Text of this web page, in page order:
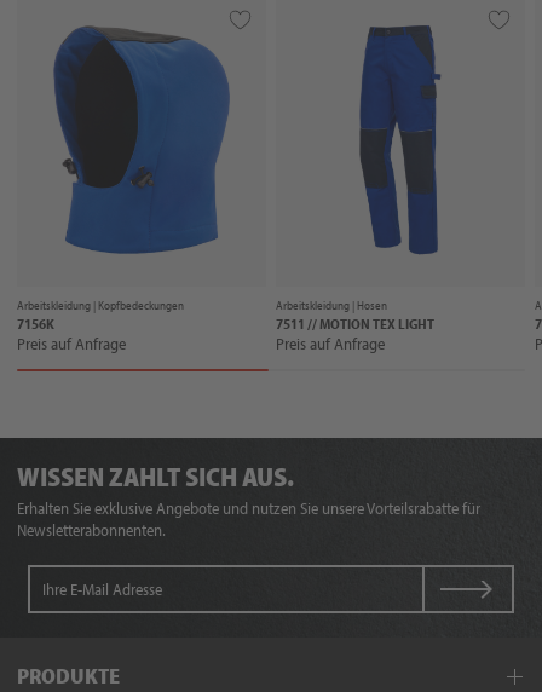
Arbeitskleidung | Kopfbedeckungen
7156K
Preis auf Anfrage
Arbeitskleidung | Hosen
7511 // MOTION TEX LIGHT
Preis auf Anfrage
WISSEN ZAHLT SICH AUS.
Erhalten Sie exklusive Angebote und nutzen Sie unsere Vorteilsrabatte für
Newsletterabonnenten.
PRODUKTE